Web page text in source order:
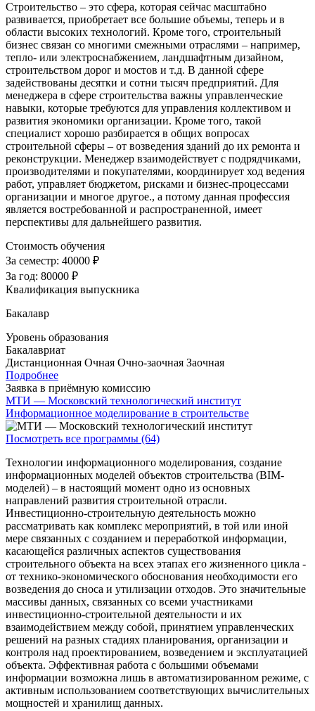
Строительство – это сфера, которая сейчас масштабно
развивается, приобретает все большие объемы, теперь и в
области высоких технологий. Кроме того, строительный
бизнес связан со многими смежными отраслями – например,
тепло- или электроснабжением, ландшафтным дизайном,
строительством дорог и мостов и т.д. В данной сфере
задействованы десятки и сотни тысяч предприятий. Для
менеджера в сфере строительства важны управленческие
навыки, которые требуются для управления коллективом и
развития экономики организации. Кроме того, такой
специалист хорошо разбирается в общих вопросах
строительной сферы – от возведения зданий до их ремонта и
реконструкции. Менеджер взаимодействует с подрядчиками,
производителями и покупателями, координирует ход ведения
работ, управляет бюджетом, рисками и бизнес-процессами
организации и многое другое., а потому данная профессия
является востребованной и распространенной, имеет
перспективы для дальнейшего развития.
Стоимость обучения
За семестр: 40000 ₽
За год: 80000 ₽
Квалификация выпускника
Бакалавр
Уровень образования
Бакалавриат
Дистанционная Очная Очно-заочная Заочная
Подробнее
Заявка в приёмную комиссию
МТИ — Московский технологический институт
Информационное моделирование в строительстве
Посмотреть все программы (64)
Технологии информационного моделирования, создание
информационных моделей объектов строительства (BIM-
моделей) – в настоящий момент одно из основных
направлений развития строительной отрасли.
Инвестиционно-строительную деятельность можно
рассматривать как комплекс мероприятий, в той или иной
мере связанных с созданием и переработкой информации,
касающейся различных аспектов существования
строительного объекта на всех этапах его жизненного цикла -
от технико-экономического обоснования необходимости его
возведения до сноса и утилизации отходов. Это значительные
массивы данных, связанных со всеми участниками
инвестиционно-строительной деятельности и их
взаимодействием между собой, принятием управленческих
решений на разных стадиях планирования, организации и
контроля над проектированием, возведением и эксплуатацией
объекта. Эффективная работа с большими объемами
информации возможна лишь в автоматизированном режиме, с
активным использованием соответствующих вычислительных
мощностей и хранилищ данных.